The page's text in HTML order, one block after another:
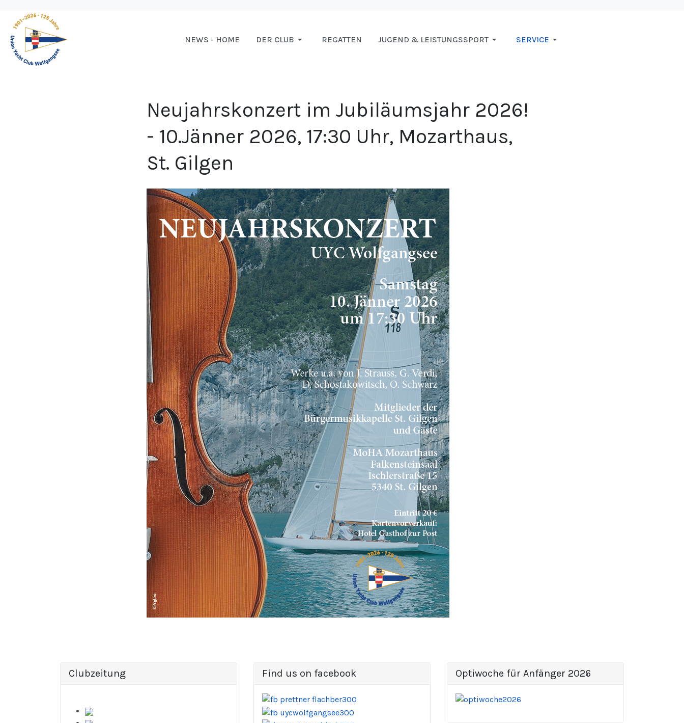
NEWS - HOME DER CLUB REGATTEN JUGEND & LEISTUNGSSPORT SERVICE
Neujahrskonzert im Jubiläumsjahr 2026!
- 10.Jänner 2026, 17:30 Uhr, Mozarthaus,
St. Gilgen
Clubzeitung Find us on facebook Optiwoche für Anfänger 2026